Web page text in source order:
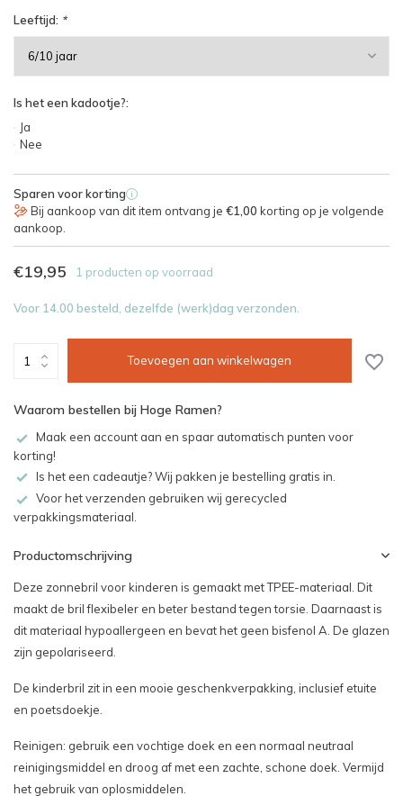
Leeftijd: *
Is het een kadootje?:
Ja
Nee
Sparen voor korting i
Bij aankoop van dit item ontvang je €1,00 korting op je volgende
aankoop.
€19,95 1 producten op voorraad
Voor 14.00 besteld, dezelfde (werk)dag verzonden.
Toevoegen aan winkelwagen
Waarom bestellen bij Hoge Ramen?
Maak een account aan en spaar automatisch punten voor
korting!
Is het een cadeautje? Wij pakken je bestelling gratis in.
Voor het verzenden gebruiken wij gerecycled
verpakkingsmateriaal.
Productomschrijving
Deze zonnebril voor kinderen is gemaakt met TPEE-materiaal. Dit
maakt de bril flexibeler en beter bestand tegen torsie. Daarnaast is
dit materiaal hypoallergeen en bevat het geen bisfenol A. De glazen
zijn gepolariseerd.
De kinderbril zit in een mooie geschenkverpakking, inclusief etuite
en poetsdoekje.
Reinigen: gebruik een vochtige doek en een normaal neutraal
reinigingsmiddel en droog af met een zachte, schone doek. Vermijd
het gebruik van oplosmiddelen.